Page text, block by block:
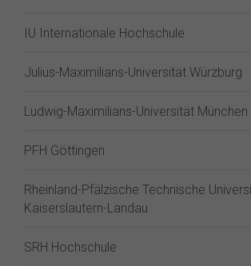
IU Internationale Hochschule
Julius-Maximilians-Universität Würzburg
Ludwig-Maximilians-Universität München
PFH Göttingen
Rheinland-Pfälzische Technische
Kaiserslautern-Landau
SRH Hochschule